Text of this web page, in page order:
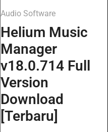
Audio Software
Helium Music
Manager
v18.0.714 Full
Version
Download
[Terbaru]